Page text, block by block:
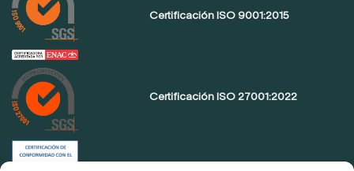
Certificación ISO 9001:2015
Certificación ISO 27001:2022